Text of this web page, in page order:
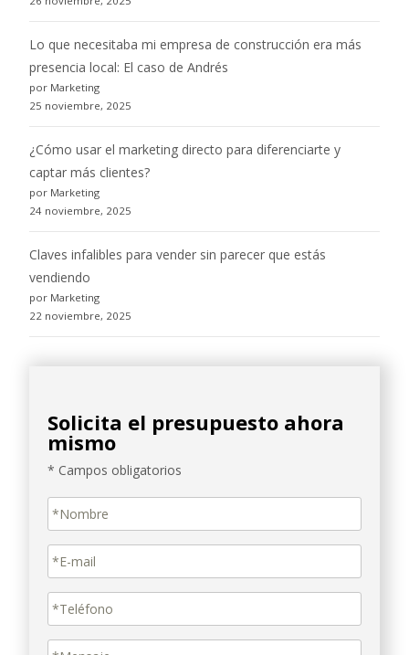
Lo que necesitaba mi empresa de construcción era más
presencia local: El caso de Andrés
por Marketing
25 noviembre, 2025
¿Cómo usar el marketing directo para diferenciarte y
captar más clientes?
por Marketing
24 noviembre, 2025
Claves infalibles para vender sin parecer que estás
vendiendo
por Marketing
22 noviembre, 2025